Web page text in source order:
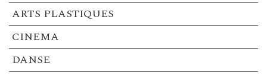
ARTS PLASTIQUES
CINEMA
DANSE